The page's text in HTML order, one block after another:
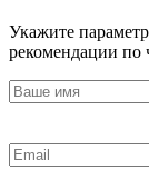
Укажите
рекомендации по